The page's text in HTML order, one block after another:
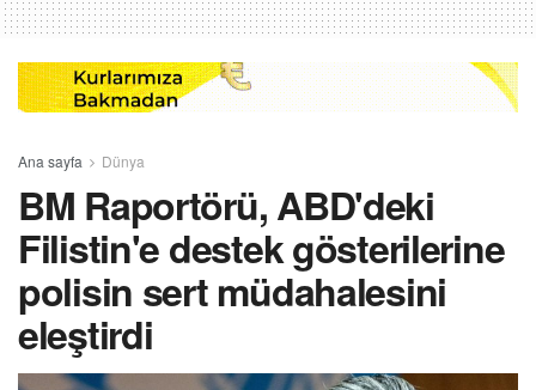
Ana sayfa Dünya
BM Raportörü, ABD'deki
Filistin'e destek gösterilerine
polisin sert müdahalesini
eleştirdi